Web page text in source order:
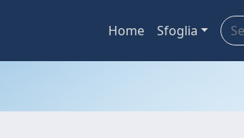
Home Sfoglia